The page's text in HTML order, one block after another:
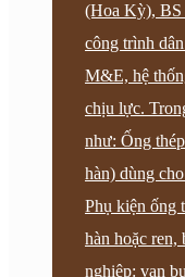
(Hoa Kỳ), BS
công trình
M&E, hệ
chịu lực.
như: Ống
hàn) dùng
Phụ kiện ống
hàn hoặc ren,
nghiệp: van